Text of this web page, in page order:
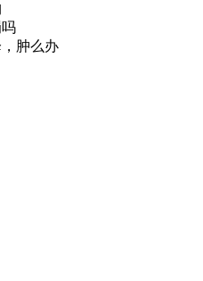
肿么办